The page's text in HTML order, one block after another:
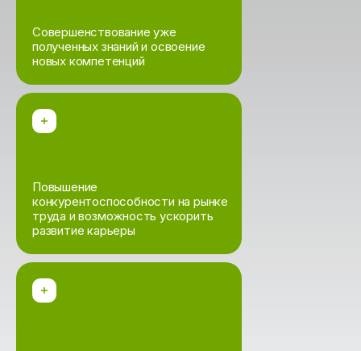
Совершенствование уже
полученных знаний и освоение
новых компетенций
Повышение
конкурентоспособности на рынке
труда и возможность ускорить
развитие карьеры